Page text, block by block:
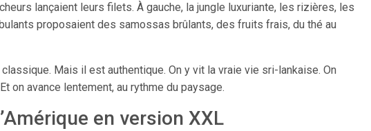
lançaient leurs filets. À gauche, la jungle luxuriante, les rizières, les
proposaient des samossas brûlants, des fruits frais, du thé au
Mais il est authentique. On y vit la vraie vie sri-lankaise. On
on avance lentement, au rythme du paysage.
en version XXL